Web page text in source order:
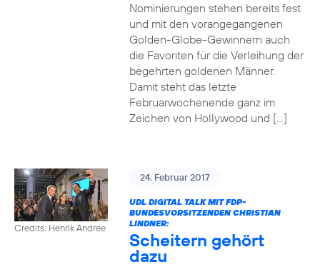
Nominierungen stehen bereits fest
und mit den vorangegangenen
Golden-Globe-Gewinnern auch
die Favoriten für die Verleihung der
begehrten goldenen Männer.
Damit steht das letzte
Februarwochenende ganz im
Zeichen von Hollywood und […]
Credits: Henrik Andree
24. Februar 2017
UDL DIGITAL TALK MIT FDP-
BUNDESVORSITZENDEN CHRISTIAN
LINDNER:
Scheitern gehört
dazu